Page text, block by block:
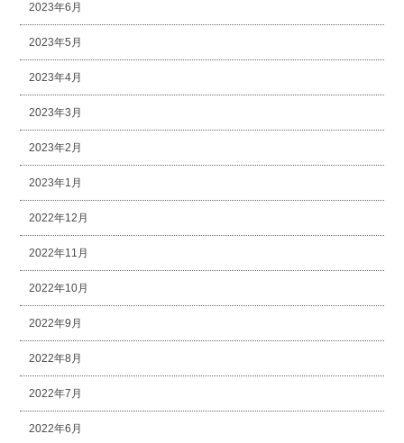
2023年6月
2023年5月
2023年4月
2023年3月
2023年2月
2023年1月
2022年12月
2022年11月
2022年10月
2022年9月
2022年8月
2022年7月
2022年6月